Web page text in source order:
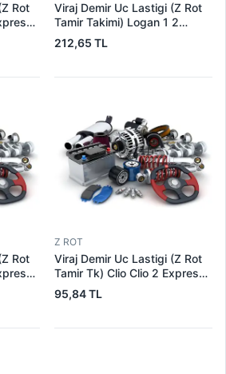
Rot
|
Viraj Demir Uc Lastigi (Z Rot
Tamir Takimi) Logan 1 2
Sandero 1 2 Dokker Lodgy
Symbol | DEKAR DK2078 |
212,65 TL
Rot
| BSC
Z ROT
Viraj Demir Uc Lastigi (Z Rot
Tamir Tk) Clio Clio 2 Express
Kangoo Logan (Civatali) |
MTJ 5067 | OEM
95,84 TL